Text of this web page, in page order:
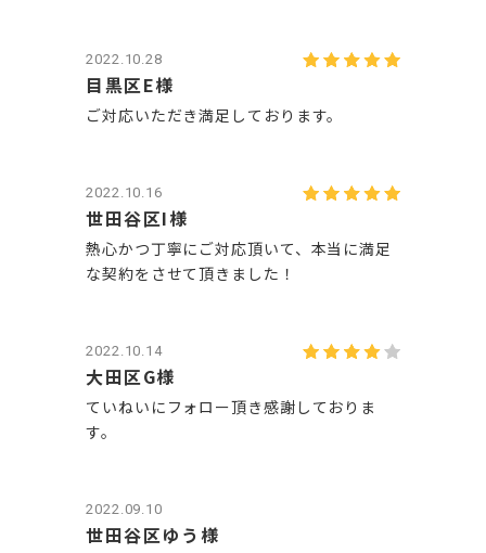
2022.10.28
目黒区E様
ご対応いただき満足しております。
2022.10.16
世田谷区I様
熱心かつ丁寧にご対応頂いて、本当に満足
な契約をさせて頂きました！
2022.10.14
大田区G様
ていねいにフォロー頂き感謝しておりま
す。
2022.09.10
世田谷区ゆう様